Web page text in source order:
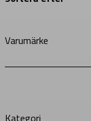
Varumärke
Kategori